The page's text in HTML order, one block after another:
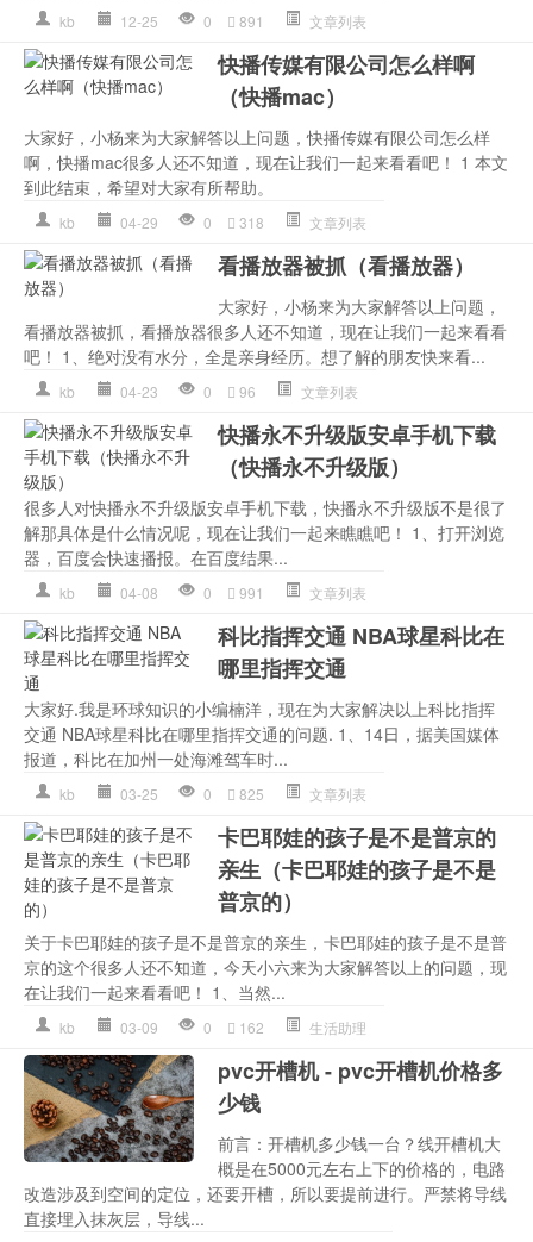
kb 12-25 0 891 文章列表
快播传媒有限公司怎么样啊
（快播mac）
大家好，小杨来为大家解答以上问题，快播传媒有限公司怎么样
啊，快播mac很多人还不知道，现在让我们一起来看看吧！ 1 本文
到此结束，希望对大家有所帮助。
kb 04-29 0 318 文章列表
看播放器被抓（看播放器）
大家好，小杨来为大家解答以上问题，
看播放器被抓，看播放器很多人还不知道，现在让我们一起来看看
吧！ 1、绝对没有水分，全是亲身经历。想了解的朋友快来看...
kb 04-23 0 96 文章列表
快播永不升级版安卓手机下载
（快播永不升级版）
很多人对快播永不升级版安卓手机下载，快播永不升级版不是很了
解那具体是什么情况呢，现在让我们一起来瞧瞧吧！ 1、打开浏览
器，百度会快速播报。在百度结果...
kb 04-08 0 991 文章列表
科比指挥交通 NBA球星科比在
哪里指挥交通
大家好.我是环球知识的小编楠洋，现在为大家解决以上科比指挥
交通 NBA球星科比在哪里指挥交通的问题. 1、14日，据美国媒体
报道，科比在加州一处海滩驾车时...
kb 03-25 0 825 文章列表
卡巴耶娃的孩子是不是普京的
亲生（卡巴耶娃的孩子是不是
普京的）
关于卡巴耶娃的孩子是不是普京的亲生，卡巴耶娃的孩子是不是普
京的这个很多人还不知道，今天小六来为大家解答以上的问题，现
在让我们一起来看看吧！ 1、当然...
kb 03-09 0 162 生活助理
pvc开槽机 - pvc开槽机价格多
少钱
前言：开槽机多少钱一台？线开槽机大
概是在5000元左右上下的价格的，电路
改造涉及到空间的定位，还要开槽，所以要提前进行。严禁将导线
直接埋入抹灰层，导线...